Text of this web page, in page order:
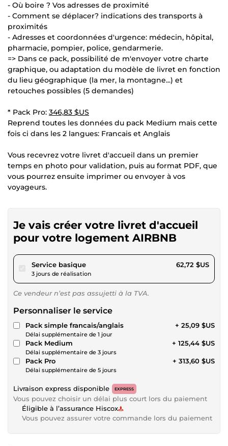
- Où boire ? Vos adresses de proximité
- Comment se déplacer? indications des transports à
proximités
- Adresses et coordonnées d'urgence: médecin, hôpital,
pharmacie, pompier, police, gendarmerie.
=> Dans ce pack, possibilité de m'envoyer votre charte
graphique, ou adaptation du modèle de livret en fonction
du lieu géographique (la mer, la montagne...) et
retouches possibles (5 demandes)
* Pack Pro: 346,83 $US
Reprend toutes les données du pack Medium mais cette
fois ci dans les 2 langues: Francais et Anglais
Vous recevrez votre livret d'accueil dans un premier
temps en photo pour validation, puis au format PDF, que
vous pourrez ensuite imprimer ou envoyer à vos
voyageurs.
Je vais créer votre livret d'accueil
pour votre logement AIRBNB
Service basiquepour 57,81 $US
3 jours de réalisation
62,72 $US
Ce vendeur n’est pas assujetti à la TVA.
Personnaliser le service
Pack simple francais/anglais
Délai supplémentaire de 1 jour
+ 25,09 $US
Pack Medium
Délai supplémentaire de 3 jours
+ 125,44 $US
Pack Pro
Délai supplémentaire de 5 jours
+ 313,60 $US
Livraison express disponible EXPRESS
Vous pouvez choisir un délai plus court lors du paiement
Éligible à l’assurance Hiscox
Vous pouvez assurer votre commande lors du paiement